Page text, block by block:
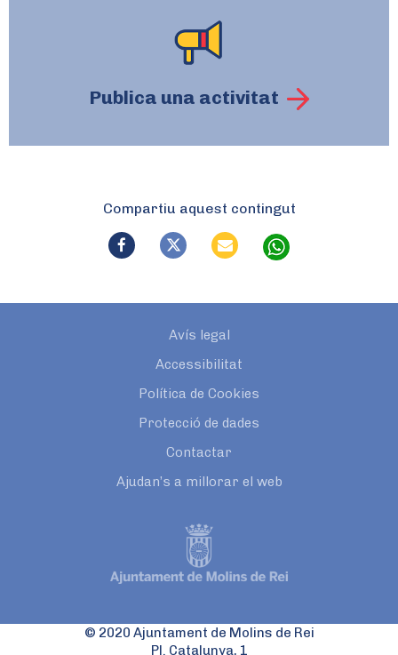
Publica una activitat
Compartiu aquest contingut
Avís legal
Accessibilitat
Política de Cookies
Protecció de dades
Contactar
Ajudan’s a millorar el web
© 2020 Ajuntament de Molins de Rei
Pl. Catalunya, 1